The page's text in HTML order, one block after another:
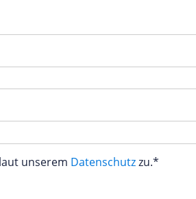
unserem Datenschutzzu.*